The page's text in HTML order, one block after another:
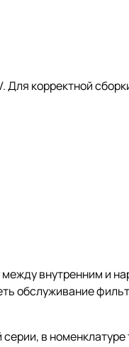
Для корректной
внутренним и
обслуживание
в